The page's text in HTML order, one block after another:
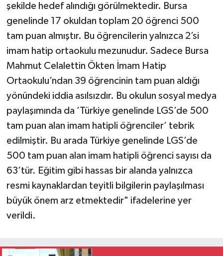
şekilde hedef alındığı görülmektedir. Bursa
genelinde 17 okuldan toplam 20 öğrenci 500
tam puan almıştır. Bu öğrencilerin yalnızca 2’si
imam hatip ortaokulu mezunudur. Sadece Bursa
Mahmut Celalettin Ökten İmam Hatip
Ortaokulu’ndan 39 öğrencinin tam puan aldığı
yönündeki iddia asılsızdır. Bu okulun sosyal medya
paylaşımında da ’Türkiye genelinde LGS’de 500
tam puan alan imam hatipli öğrenciler’ tebrik
edilmiştir. Bu arada Türkiye genelinde LGS’de
500 tam puan alan imam hatipli öğrenci sayısı da
63’tür. Eğitim gibi hassas bir alanda yalnızca
resmi kaynaklardan teyitli bilgilerin paylaşılması
büyük önem arz etmektedir" ifadelerine yer
verildi.